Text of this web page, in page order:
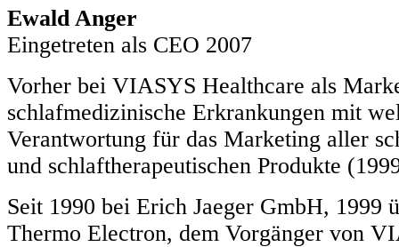
Ewald Anger
Eingetreten als CEO 2007
Vorher bei VIASYS Healthcare als
schlafmedizinische Erkrankungen mit
Verantwortung für das Marketing aller
und schlaftherapeutischen Produkte
Seit 1990 bei Erich Jaeger GmbH, 1999
Thermo Electron, dem Vorgänger von